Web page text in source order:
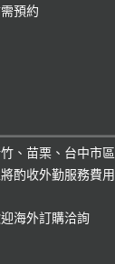
預約
、苗栗、台中市區
酌收外勤服務費用
海外訂購洽詢